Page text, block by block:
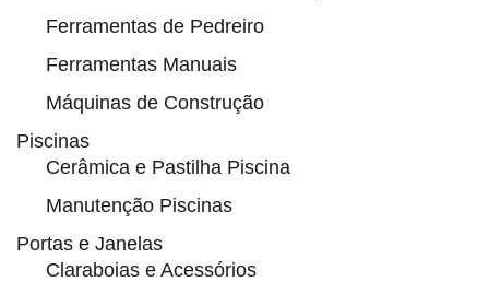
Ferramentas de Pedreiro
Ferramentas Manuais
Máquinas de Construção
Piscinas
Cerâmica e Pastilha Piscina
Manutenção Piscinas
Portas e Janelas
Claraboias e Acessórios